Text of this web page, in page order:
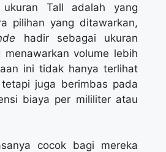
ukuran Tall adalah yang
pilihan yang ditawarkan,
hadir sebagai ukuran
menawarkan volume lebih
ini tidak hanya terlihat
juga berimbas pada
biaya per mililiter atau
cocok bagi mereka